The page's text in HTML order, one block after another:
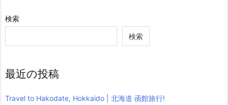
検索
検索
最近の投稿
Travel to Hakodate, Hokkaido | 北海道 函館旅行!